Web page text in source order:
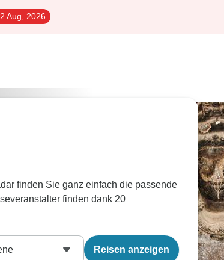
Aug, 2026
finden Sie ganz einfach die passende
finden dank 20
Reisen anzeigen